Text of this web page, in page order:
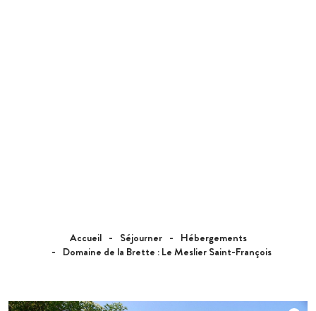
Accueil Séjourner
Hébergements
Domaine de la Brette : Le Meslier Saint-François